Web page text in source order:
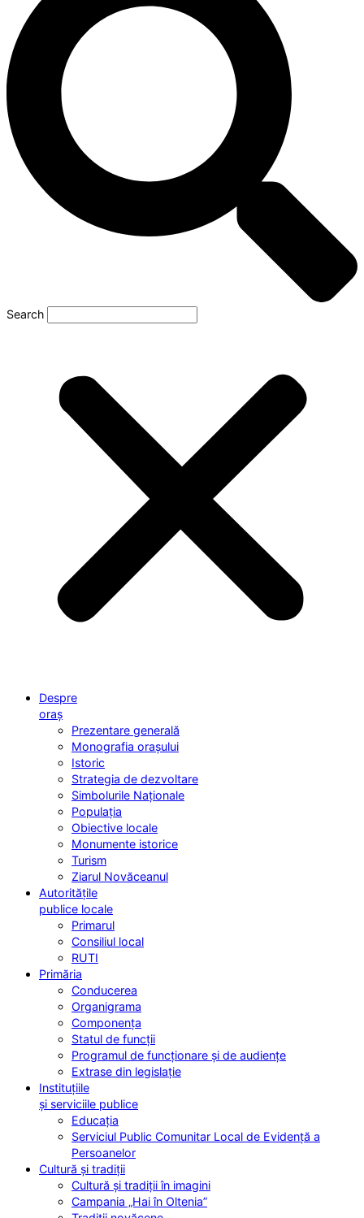
Search
Despre
oraș
Prezentare generală
Monografia orașului
Istoric
Strategia de dezvoltare
Simbolurile Naționale
Populația
Obiective locale
Monumente istorice
Turism
Ziarul Novăceanul
Autoritățile
publice locale
Primarul
Consiliul local
RUTI
Primăria
Conducerea
Organigrama
Componența
Statul de funcții
Programul de funcționare și de audiențe
Extrase din legislație
Instituțiile
și serviciile publice
Educația
Serviciul Public Comunitar Local de Evidență a
Persoanelor
Cultură și tradiții
Cultură și tradiții în imagini
Campania „Hai în Oltenia”